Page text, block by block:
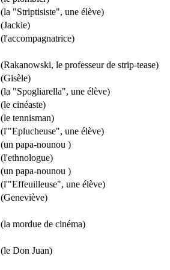
(la "Striptisiste", une élève)
(Jackie)
(l'accompagnatrice)
(Rakanowski, le professeur de strip-tease)
(Gisèle)
(la "Spogliarella", une élève)
(le cinéaste)
(le tennisman)
(l'"Eplucheuse", une élève)
(un papa-nounou )
(l'ethnologue)
(un papa-nounou )
(l'"Effeuilleuse", une élève)
(Geneviève)
(la mordue de cinéma)
(le Don Juan)